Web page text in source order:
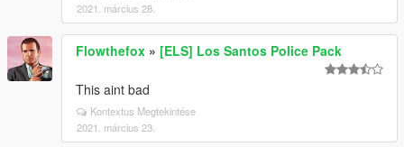
2021. március 28.
Flowthefox » [ELS] Los Santos Police Pack
This aint bad
Kontextus Megtekintése
2021. március 23.